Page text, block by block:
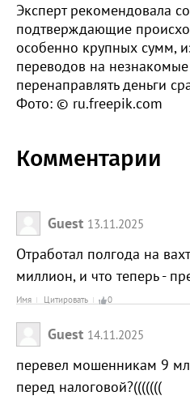
Эксперт рекомендовала
подтверждающие
особенно крупных сумм,
переводов на
перенаправлять деньги
Фото: © ru.freepik.com
Комментарии
Guest 13.11.2025
Отработал полгода на
миллион, и что теперь -
Имя Цитировать 0
Guest 14.11.2025
перевел мошенникам 9
перед налоговой?(((((((